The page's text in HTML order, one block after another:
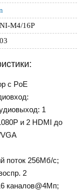
M4/16P
c PoE
1
и 2 HDMI до
поток 256Мб/с;
2
каналов@4Мп;